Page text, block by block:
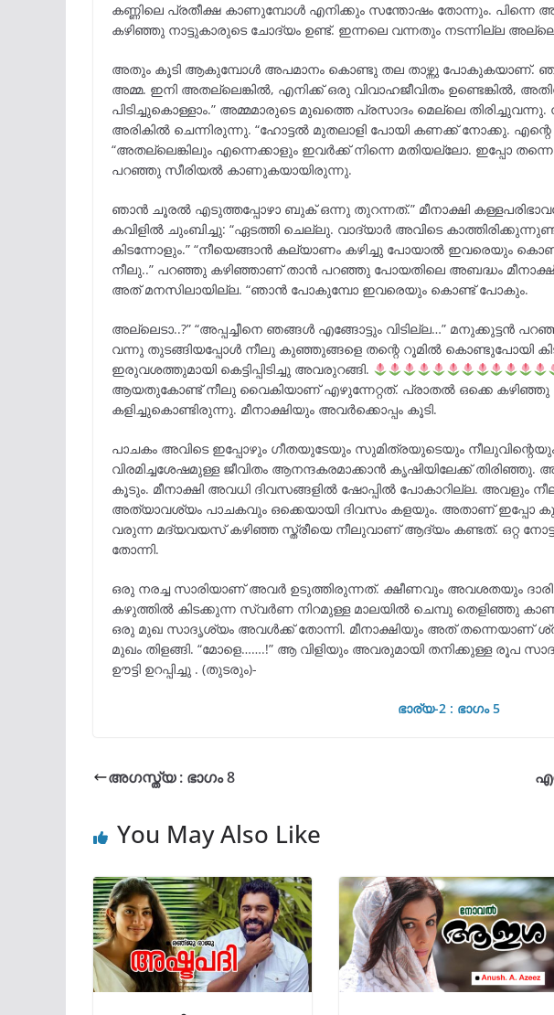
കണ്ണിലെ പ്രതീക്ഷ കാണുമ്പോൾ എനിക്കും സന്തോഷം തോന്നും.
കഴിഞ്ഞു നാട്ടുകാരുടെ ചോദ്യം ഉണ്ട്. ഇന്നലെ വന്നതും നടന്നില്ല
അതും കൂടി ആകുമ്പോൾ അപമാനം കൊണ്ടു തല താഴ്ന്നു പോകുകയാണ്.
അമ്മ. ഇനി അതല്ലെങ്കിൽ, എനിക്ക് ഒരു വിവാഹജീവിതം ഉണ്ടെങ്കിൽ,
പിടിച്ചുകൊള്ളാം.” അമ്മമാരുടെ മുഖത്തെ പ്രസാദം മെല്ലെ തിരിച്ചുവന്നു.
അരികിൽ ചെന്നിരുന്നു. “ഹോട്ടൽ മുതലാളി പോയി കണക്ക് നോക്കു. എന്റെ
“അതല്ലെങ്കിലും എന്നെക്കാളും ഇവർക്ക് നിന്നെ മതിയല്ലോ. ഇപ്പോ തന്നെ
പറഞ്ഞു സീരിയൽ കാണുകയായിരുന്നു.
ഞാൻ ചൂരൽ എടുത്തപ്പോഴാ ബുക് ഒന്നു തുറന്നത്.” മീനാക്ഷി
കവിളിൽ ചുംബിച്ചു: “ഏടത്തി ചെല്ലു. വാദ്യാർ അവിടെ
കിടന്നോളും.” “നീയെങ്ങാൻ കല്യാണം കഴിച്ചു പോയാൽ ഇവരെയും
നീലു..” പറഞ്ഞു കഴിഞ്ഞാണ് താൻ പറഞ്ഞു പോയതിലെ അബദ്ധം
അത് മനസിലായില്ല. “ഞാൻ പോകുമ്പോ ഇവരെയും കൊണ്ട് പോകും.
അല്ലെടാ..?” “അപ്പച്ചീനെ ഞങ്ങൾ എങ്ങോട്ടും വിടില്ല…” മനുക്കുട്ടൻ
വന്നു തുടങ്ങിയപ്പോൾ നീലു കുഞ്ഞുങ്ങളെ തന്റെ റൂമിൽ കൊണ്ടുപോയി
ഇരുവശത്തുമായി കെട്ടിപ്പിടിച്ചു അവരുറങ്ങി.
ആയതുകോണ്ട് നീലു വൈകിയാണ് എഴുന്നേറ്റത്. പ്രാതൽ ഒക്കെ കഴിഞ്ഞു
കളിച്ചുകൊണ്ടിരുന്നു. മീനാക്ഷിയും അവർക്കൊപ്പം കൂടി.
പാചകം അവിടെ ഇപ്പോഴും ഗീതയുടേയും സുമിത്രയുടെയും
വിരമിച്ചശേഷമുള്ള ജീവിതം ആനന്ദകരമാക്കാൻ കൃഷിയിലേക്ക് തിരിഞ്ഞു.
കൂടും. മീനാക്ഷി അവധി ദിവസങ്ങളിൽ ഷോപ്പിൽ പോകാറില്ല. അവളും
അത്യാവശ്യം പാചകവും ഒക്കെയായി ദിവസം കളയും. അതാണ് ഇപ്പോ
വരുന്ന മദ്യവയസ് കഴിഞ്ഞ സ്ത്രീയെ നീലുവാണ് ആദ്യം കണ്ടത്. ഒറ്റ
തോന്നി.
ഒരു നരച്ച സാരിയാണ് അവർ ഉടുത്തിരുന്നത്. ക്ഷീണവും അവശതയും
കഴുത്തിൽ കിടക്കുന്ന സ്വർണ നിറമുള്ള മാലയിൽ ചെമ്പു തെളിഞ്ഞു
ഒരു മുഖ സാദൃശ്യം അവൾക്ക് തോന്നി. മീനാക്ഷിയും അത് തന്നെയാണ്
മുഖം തിളങ്ങി. “മോളെ…….!” ആ വിളിയും അവരുമായി തനിക്കുള്ള രൂപ
ഊട്ടി ഉറപ്പിച്ചു . (തുടരും)-
ഭാര്യ-2 : ഭാഗം 5
അഗസ്ത്യ : ഭാഗം 8
You May Also Like